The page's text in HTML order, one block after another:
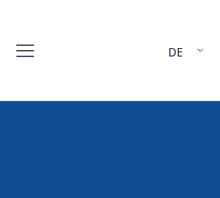
DE